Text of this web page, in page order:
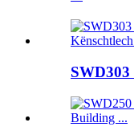
SWD303